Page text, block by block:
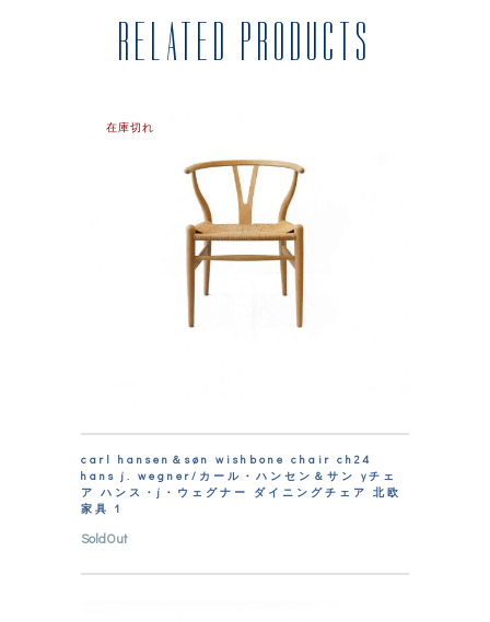
RELATED PRODUCTS
在庫切れ
carl hansen＆søn wishbone chair ch24
hans j. wegner/カール・ハンセン＆サン yチェ
ア ハンス・j・ウェグナー ダイニングチェア 北欧
家具 1
SoldOut